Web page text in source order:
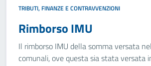
TRIBUTI, FINANZE E CONTRAVVENZIONI
Rimborso IMU
Il rimborso IMU della somma versata
comunali, ove questa sia stata versata